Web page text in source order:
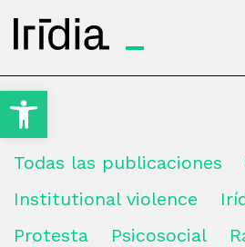
Open toolbar
Irídia
Todas las publicaciones
Institutional violence
Protesta
Psicosocial